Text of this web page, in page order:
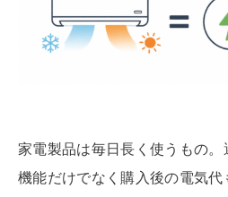
家電製品は毎日長く使うもの
機能だけでなく購入後の電気